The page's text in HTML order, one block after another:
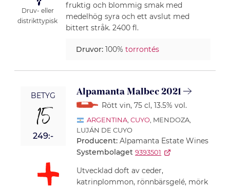
Druv- eller
distrikttypisk
fruktig och blommig smak med
medelhög syra och ett avslut med
bittert stråk. 2400 fl.
Druvor:100%torrontés
BETYG
15
249:-
Alpamanta Malbec 2021
Rött vin, 75 cl, 13.5% vol.
ARGENTINA, CUYO, MENDOZA,
LUJÁN DE CUYO
Producent:Alpamanta Estate Wines
Systembolaget 9393501
Utvecklad doft av ceder,
katrinplommon, rönnbärsgelé, mörk